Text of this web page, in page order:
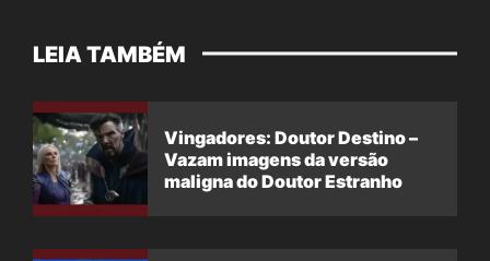
LEIA TAMBÉM
Vingadores: Doutor Destino –
Vazam imagens da versão
maligna do Doutor Estranho